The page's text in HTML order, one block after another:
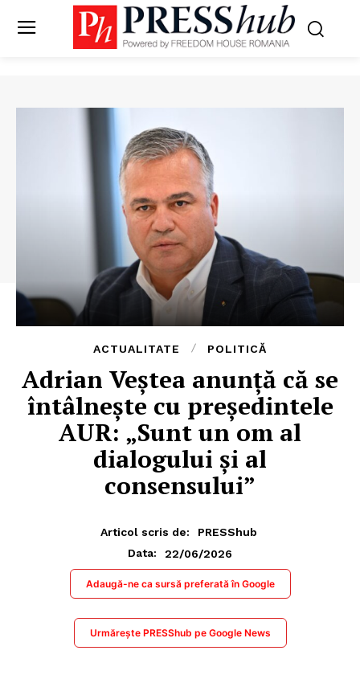
ACTUALITATE POLITICĂ
Adrian Veștea anunță că se
întâlnește cu președintele
AUR: „Sunt un om al
dialogului și al
consensului”
Articol scris de:
PRESShub
Data:
22/06/2026
Adaugă-ne ca sursă preferată în Google
Urmărește PRESShub pe Google News